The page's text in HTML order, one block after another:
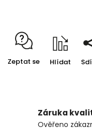
Zeptat se Hlídat
Záruka
Ověřeno